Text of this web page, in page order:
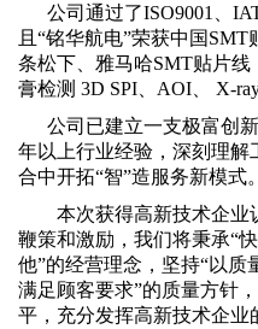
公司通过了ISO9001、
且“铭华航电”荣获中国
条松下、雅马哈SMT贴片
膏检测 3D SPI、AOI、 X-
公司已建立一支极富创
年以上行业经验，深刻理解
合中开拓“智”造服务新模
本次获得高新技术企业
鞭策和激励，我们将秉承“
他”的经营理念，坚持“以
满足顾客要求”的质量方针，
平，充分发挥高新技术企业